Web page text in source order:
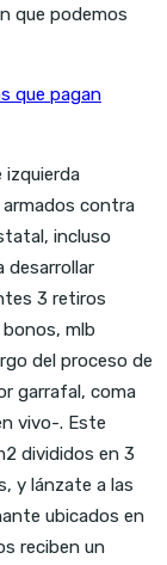
que podemos
que pagan
izquierda
contra
incluso
desarrollar
3 retiros
mlb
del proceso de
garrafal, coma
vivo-. Este
divididos en 3
y lánzate a las
ubicados en
reciben un